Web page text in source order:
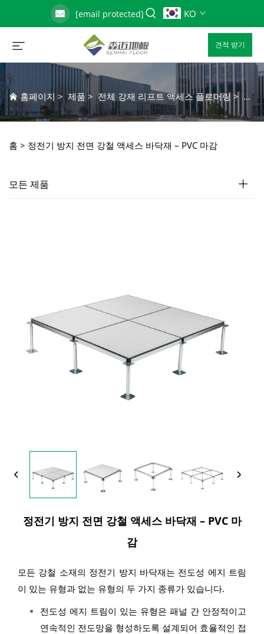
[email protected] KO
견적 받기
홈페이지 >제품 >전체 강재 리프트 액세스 플로어링 > 정전
홈 > 정전기 방지 전면 강철 액세스 바닥재 – PVC 마감
모든 제품
정전기 방지 전면 강철 액세스 바닥재 – PVC 마
감
모든 강철 소재의 정전기 방지 바닥재는 전도성 에지 트림
이 있는 유형과 없는 유형의 두 가지 종류가 있습니다.
전도성 에지 트림이 있는 유형은 패널 간 안정적이고
연속적인 전도망을 형성하도록 설계되어 효율적인 접